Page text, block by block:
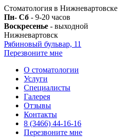
Стоматология в Нижневартовске
Пн- Сб - 9-20 часов
Воскресенье - выходной
Нижневартовск
Рябиновый бульвар, 11
Перезвоните мне
О стоматологии
Услуги
Специалисты
Галерея
Отзывы
Контакты
8 (3466) 44-16-16
Перезвоните мне